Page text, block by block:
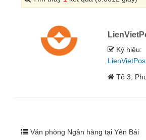
Ký hiệu:
Tổ 3,
Văn phòng Ngân hàng tại Yên Bái